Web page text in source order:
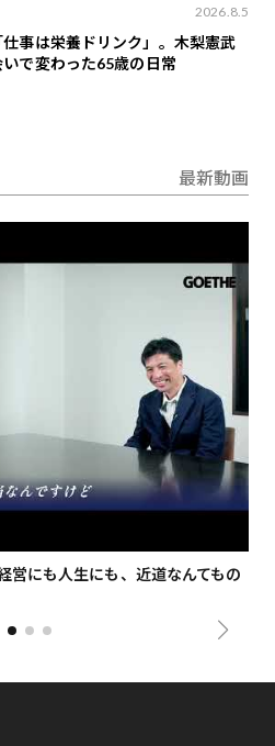
2026.8.5
事は栄養ドリンク」。木梨憲武
いで変わった65歳の日常
最新動画
営にも人生にも、近道なんてもの